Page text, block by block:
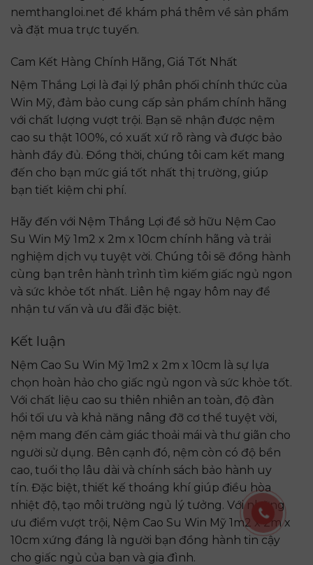
nemthangloi.net để khám phá thêm về sản phẩm
và đặt mua trực tuyến.
Cam Kết Hàng Chính Hãng, Giá Tốt Nhất
Nệm Thắng Lợi là đại lý phân phối chính thức của
Win Mỹ, đảm bảo cung cấp sản phẩm chính hãng
với chất lượng vượt trội. Bạn sẽ nhận được nệm
cao su thật 100%, có xuất xứ rõ ràng và được bảo
hành đầy đủ. Đồng thời, chúng tôi cam kết mang
đến cho bạn mức giá tốt nhất thị trường, giúp
bạn tiết kiệm chi phí.
Hãy đến với Nệm Thắng Lợi để sở hữu Nệm Cao
Su Win Mỹ 1m2 x 2m x 10cm chính hãng và trải
nghiệm dịch vụ tuyệt vời. Chúng tôi sẽ đồng hành
cùng bạn trên hành trình tìm kiếm giấc ngủ ngon
và sức khỏe tốt nhất. Liên hệ ngay hôm nay để
nhận tư vấn và ưu đãi đặc biệt.
Kết luận
Nệm Cao Su Win Mỹ 1m2 x 2m x 10cm là sự lựa
chọn hoàn hảo cho giấc ngủ ngon và sức khỏe tốt.
Với chất liệu cao su thiên nhiên an toàn, độ đàn
hồi tối ưu và khả năng nâng đỡ cơ thể tuyệt vời,
nệm mang đến cảm giác thoải mái và thư giãn cho
người sử dụng. Bên cạnh đó, nệm còn có độ bền
cao, tuổi thọ lâu dài và chính sách bảo hành uy
tín. Đặc biệt, thiết kế thoáng khí giúp điều hòa
nhiệt độ, tạo môi trường ngủ lý tưởng. Với những
ưu điểm vượt trội, Nệm Cao Su Win Mỹ 1m2 x 2m x
10cm xứng đáng là người bạn đồng hành tin cậy
cho giấc ngủ của bạn và gia đình.